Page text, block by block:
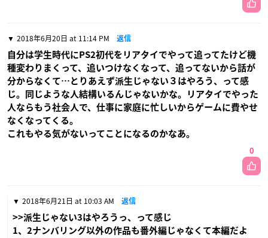
2018年6月20日 at 11:14 PM 返信
自分は学生時代にPS2初代をリアタイでやって追ってたけど機
種変わりまくって、追いつけなくなって、追ってないから話が
分からなくて…とりあえず派生じゃない３はやろう、って感
じ。同じような人結構いるんじゃないかな。リアタイでやった
人ならもう社会人で、仕事に家庭に忙しいからゲームに費やせ
なくなってくる。
これもやる気がないってことになるのかなあ。
0
2018年6月21日 at 10:03 AM 返信
>>派生じゃない3はやろうっ、って感じ
1、2ナンバリング以外の作品も番外編じゃなくて本編だよ